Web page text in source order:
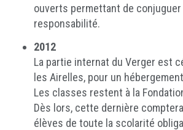
ouverts permettant de
responsabilité.
2012
La partie internat du Verger est
les Airelles, pour un
Les classes restent à la
Dès lors, cette dernière
élèves de toute la scolarité